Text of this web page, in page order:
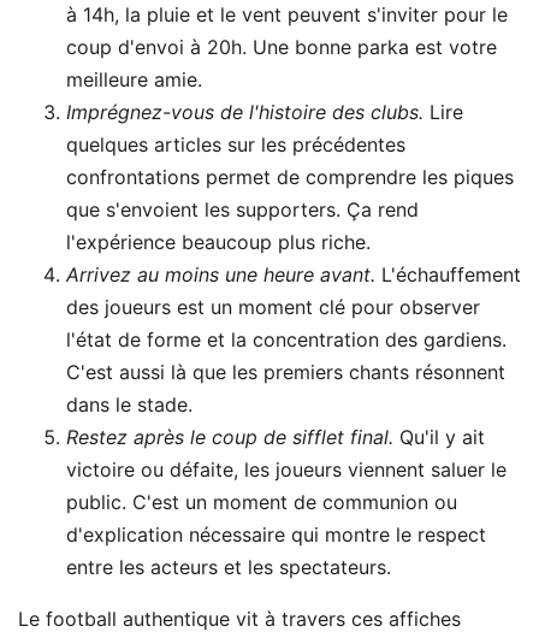
à 14h, la pluie et le vent peuvent s'inviter pour le
coup d'envoi à 20h. Une bonne parka est votre
meilleure amie.
Imprégnez-vous de l'histoire des clubs. Lire
quelques articles sur les précédentes
confrontations permet de comprendre les piques
que s'envoient les supporters. Ça rend
l'expérience beaucoup plus riche.
Arrivez au moins une heure avant. L'échauffement
des joueurs est un moment clé pour observer
l'état de forme et la concentration des gardiens.
C'est aussi là que les premiers chants résonnent
dans le stade.
Restez après le coup de sifflet final. Qu'il y ait
victoire ou défaite, les joueurs viennent saluer le
public. C'est un moment de communion ou
d'explication nécessaire qui montre le respect
entre les acteurs et les spectateurs.
Le football authentique vit à travers ces affiches